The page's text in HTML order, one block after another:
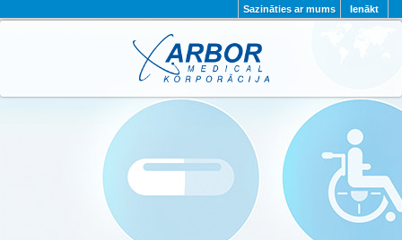
Ienākt
Sazināties ar mums
PAR MUMS PROJEKTI
KONTAKTI
PRIVĀTUMA POLITIKA